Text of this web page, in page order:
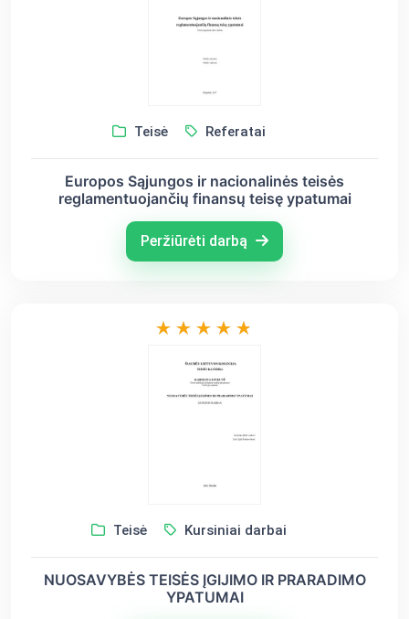
Teisė Referatai
Europos Sąjungos ir nacionalinės teisės
reglamentuojančių finansų teisę ypatumai
Peržiūrėti darbą
Teisė Kursiniai darbai
NUOSAVYBĖS TEISĖS ĮGIJIMO IR PRARADIMO
YPATUMAI